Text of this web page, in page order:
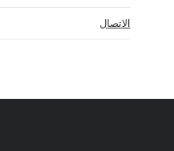
الاتصال